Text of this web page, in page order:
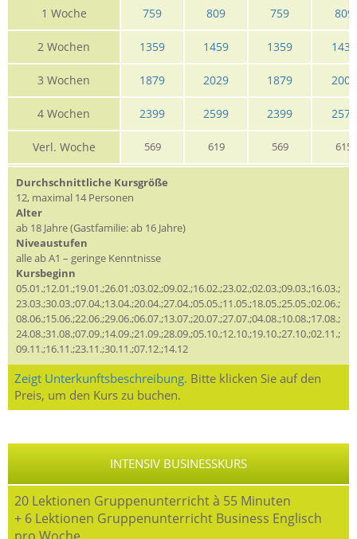
1 Woche 759 809 759 809
2 Wochen 1359 1459 1359 1439
3 Wochen 1879 2029 1879 2009
4 Wochen 2399 2599 2399 2575
Verl. Woche 569 619 569 615
Durchschnittliche Kursgröße
12, maximal 14 Personen
Alter
ab 18 Jahre (Gastfamilie: ab 16 Jahre)
Niveaustufen
alle ab A1 – geringe Kenntnisse
Kursbeginn
05.01.;12.01.;19.01.;26.01.;03.02.;09.02.;16.02.;23.02.;02.03.;09.03.;16.03.;
23.03.;30.03.;07.04.;13.04.;20.04.;27.04.;05.05.;11.05.;18.05.;25.05.;02.06.;
08.06.;15.06.;22.06.;29.06.;06.07.;13.07.;20.07.;27.07.;04.08.;10.08.;17.08.;
24.08.;31.08.;07.09.;14.09.;21.09.;28.09.;05.10.;12.10.;19.10.;27.10.;02.11.;
09.11.;16.11.;23.11.;30.11.;07.12.;14.12
Zeigt Unterkunftsbeschreibung. Bitte klicken Sie auf den
Preis, um den Kurs zu buchen.
INTENSIV BUSINESSKURS
20 Lektionen Gruppenunterricht à 55 Minuten
+ 6 Lektionen Gruppenunterricht Business Englisch